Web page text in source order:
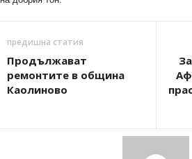
предишна статия
Продължават
ремонтите в община
Каолиново